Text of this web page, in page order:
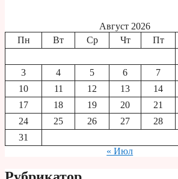
Август 2026
Пн
Вт Ср Чт Пт
3
4 5 6 7
10
11 12 13 14
17
18 19 20 21
24
25 26 27 28
31
« Июл